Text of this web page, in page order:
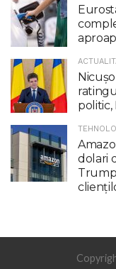
politic,
dolari